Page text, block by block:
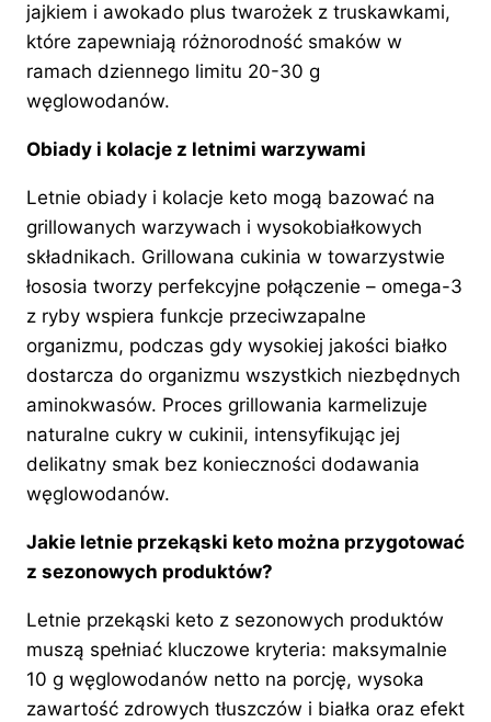
jajkiem i awokado plus twarożek z truskawkami,
które zapewniają różnorodność smaków w
ramach dziennego limitu 20-30 g
węglowodanów.
Obiady i kolacje z letnimi warzywami
Letnie obiady i kolacje keto mogą bazować na
grillowanych warzywach i wysokobiałkowych
składnikach. Grillowana cukinia w towarzystwie
łososia tworzy perfekcyjne połączenie – omega-3
z ryby wspiera funkcje przeciwzapalne
organizmu, podczas gdy wysokiej jakości białko
dostarcza do organizmu wszystkich niezbędnych
aminokwasów. Proces grillowania karmelizuje
naturalne cukry w cukinii, intensyfikując jej
delikatny smak bez konieczności dodawania
węglowodanów.
Jakie letnie przekąski keto można przygotować
z sezonowych produktów?
Letnie przekąski keto z sezonowych produktów
muszą spełniać kluczowe kryteria: maksymalnie
10 g węglowodanów netto na porcję, wysoka
zawartość zdrowych tłuszczów i białka oraz efekt